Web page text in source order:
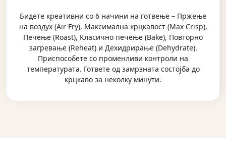
Бидете креативни со 6 начини на готвење – Пржење
на воздух (Air Fry), Максимална крцкавост (Max Crisp),
Печење (Roast), Класично печење (Bake), Повторно
загревање (Reheat) и Дехидрирање (Dehydrate).
Приспособете со променливи контроли на
температурата. Гответе од замрзната состојба до
крцкаво за неколку минути.